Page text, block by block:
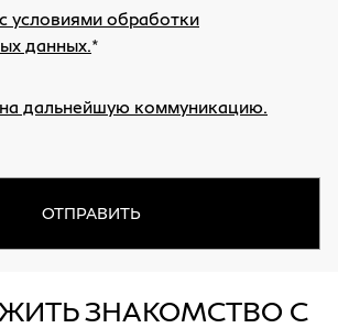
с условиями обработки
данных.
на дальнейшую коммуникацию.
ОТПРАВИТЬ
ЗНАКОМСТВО С